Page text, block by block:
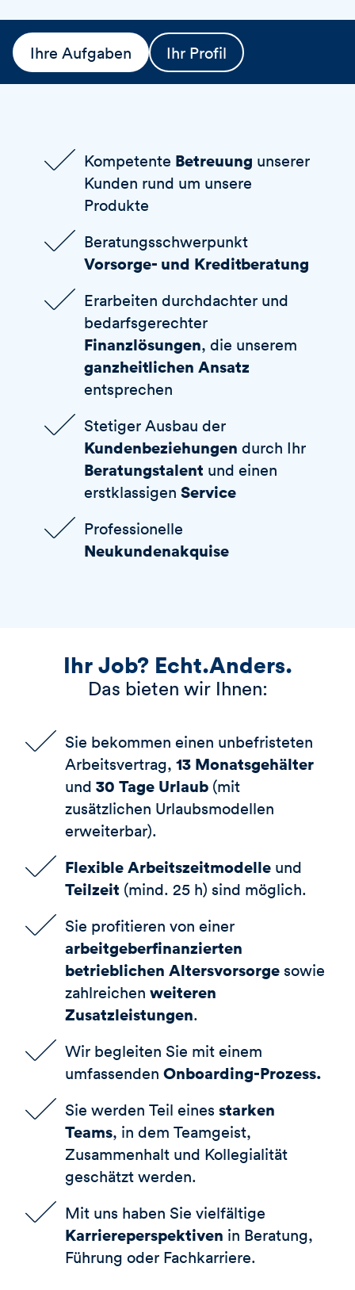
Ihre Aufgaben Ihr Profil
Kompetente Betreuung unserer
Kunden rund um unsere
Produkte
Beratungsschwerpunkt
Vorsorge- und Kreditberatung
Erarbeiten durchdachter und
bedarfsgerechter
Finanzlösungen, die unserem
ganzheitlichen Ansatz
entsprechen
Stetiger Ausbau der
Kundenbeziehungen durch Ihr
Beratungstalent und einen
erstklassigen Service
Professionelle
Neukundenakquise
Ihr Job? Echt.Anders.
Das bieten wir Ihnen:
Sie bekommen einen unbefristeten
Arbeitsvertrag, 13 Monatsgehälter
und 30 Tage Urlaub (mit
zusätzlichen Urlaubsmodellen
erweiterbar).
Flexible Arbeitszeitmodelle und
Teilzeit (mind. 25 h) sind möglich.
Sie profitieren von einer
arbeitgeberfinanzierten
betrieblichen Altersvorsorgesowie
zahlreichen weiteren
Zusatzleistungen.
Wir begleiten Sie mit einem
umfassenden Onboarding-Prozess.
Sie werden Teil eines starken
Teams, in dem Teamgeist,
Zusammenhalt und Kollegialität
geschätzt werden.
Mit uns haben Sie vielfältige
Karriereperspektiven in Beratung,
Führung oder Fachkarriere.